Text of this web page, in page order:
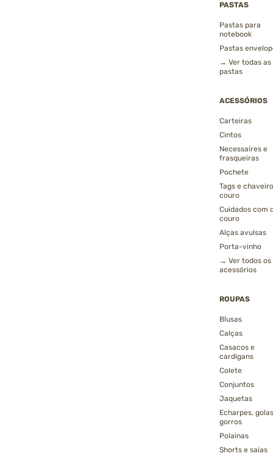
PASTAS
Pastas para
notebook
Pastas
→ Ver todas as
pastas
ACESSÓRIOS
Carteiras
Cintos
Necessaires e
frasqueiras
Pochete
Tags e
couro
Cuidados com
couro
Alças avulsas
Porta-vinho
→ Ver todos os
acessórios
ROUPAS
Blusas
Calças
Casacos e
cardigans
Colete
Conjuntos
Jaquetas
Echarpes,
gorros
Polainas
Shorts e saias